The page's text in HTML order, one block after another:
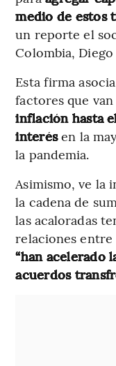
medio de estos
un reporte el
Colombia, Diego
Esta firma
factores que van
inflación hasta
interésen la
la pandemia.
Asimismo, ve la
la cadena de
las acaloradas
relaciones entre
“han acelerado
acuerdos